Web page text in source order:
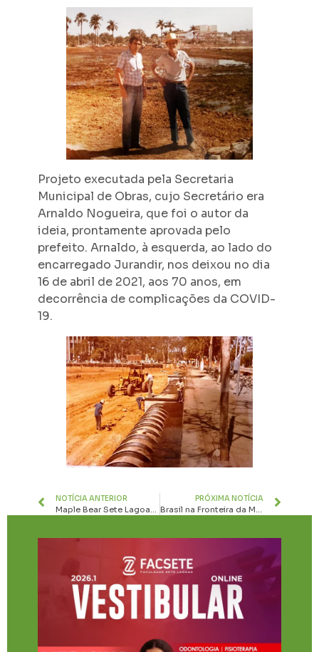
Projeto executada pela Secretaria
Municipal de Obras, cujo Secretário era
Arnaldo Nogueira, que foi o autor da
ideia, prontamente aprovada pelo
prefeito. Arnaldo, à esquerda, ao lado do
encarregado Jurandir, nos deixou no dia
16 de abril de 2021, aos 70 anos, em
decorrência de complicações da COVID-
19.
NOTÍCIA ANTERIOR PRÓXIMA NOTÍCIA